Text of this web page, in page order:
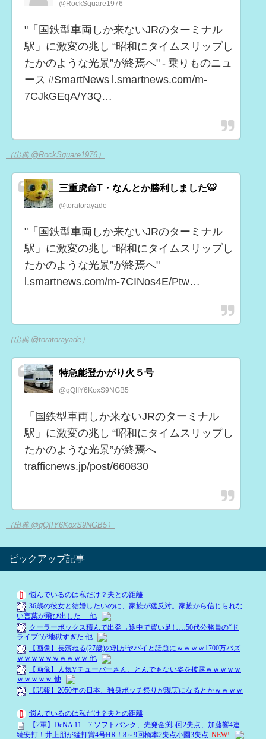
@RockSquare1976
"「国鉄型車両しか来ないJRのターミナル
駅」に激変の兆し “昭和にタイムスリップし
たかのような光景”が終焉へ" - 乗りものニュ
ース #SmartNews l.smartnews.com/m-
7CJkGEqA/Y3Q…
（出典 @RockSquare1976）
三重虎命T・なんとか勝利しました🐯
@toratorayade
"「国鉄型車両しか来ないJRのターミナル
駅」に激変の兆し “昭和にタイムスリップし
たかのような光景”が終焉へ"
l.smartnews.com/m-7CINos4E/Ptw…
（出典 @toratorayade）
特急能登かがり火５号
@qQIIY6KoxS9NGB5
「国鉄型車両しか来ないJRのターミナル
駅」に激変の兆し “昭和にタイムスリップし
たかのような光景”が終焉へ
trafficnews.jp/post/660830
（出典 @qQIIY6KoxS9NGB5）
ピックアップ記事